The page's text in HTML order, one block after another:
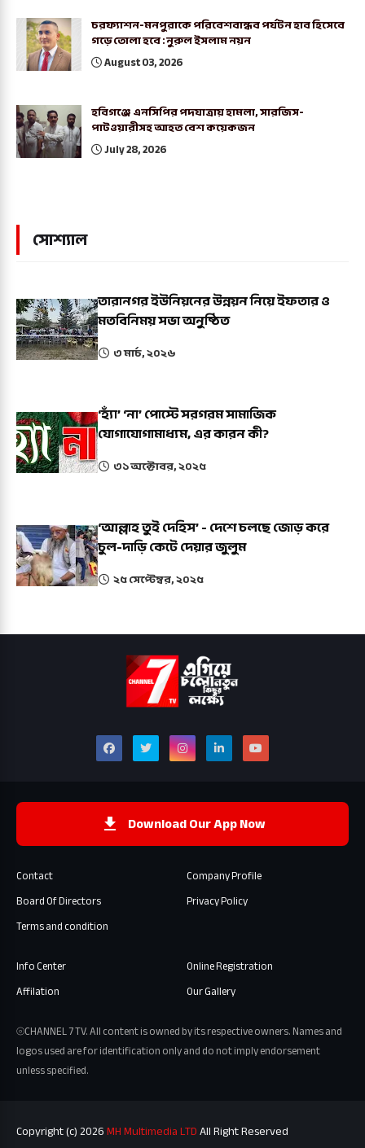
চরফ্যাশন-মনপুরাকে পরিবেশবান্ধব পর্যটন হাব হিসেবে
গড়ে তোলা হবে : নুরুল ইসলাম নয়ন
August 03, 2026
হবিগঞ্জে এনসিপির পদযাত্রায় হামলা, সারজিস-
পাটওয়ারীসহ আহত বেশ কয়েকজন
July 28, 2026
সোশ্যাল
তারানগর ইউনিয়নের উন্নয়ন নিয়ে ইফতার ও
মতবিনিময় সভা অনুষ্ঠিত
৩ মার্চ, ২০২৬
‘হ্যাঁ’ ‘না’ পোস্টে সরগরম সামাজিক
যোগাযোগামাধ্যম, এর কারন কী?
৩১ অক্টোবর, ২০২৫
‘আল্লাহ তুই দেহিস’ - দেশে চলছে জোড় করে
চুল-দাড়ি কেটে দেয়ার জুলুম
২৫ সেপ্টেম্বর, ২০২৫
Download Our App Now
Contact
Company Profile
Board Of Directors
Privacy Policy
Terms and condition
Info Center
Online Registration
Affilation
Our Gallery
⦾CHANNEL 7 TV. All content is owned by its respective owners. Names and
logos used are for identification only and do not imply endorsement
unless specified.
Copyright (c) 2026MH Multimedia LTDAll Right Reserved